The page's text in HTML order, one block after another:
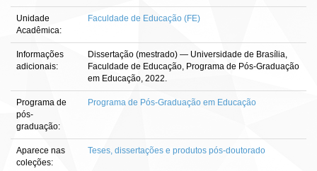
Unidade
Acadêmica:
Faculdade de Educação (FE)
Informações
adicionais:
Dissertação (mestrado) — Universidade de Brasília,
Faculdade de Educação, Programa de Pós-Graduação
em Educação, 2022.
Programa de
pós-
graduação:
Programa de Pós-Graduação em Educação
Aparece nas
coleções:
Teses, dissertações e produtos pós-doutorado